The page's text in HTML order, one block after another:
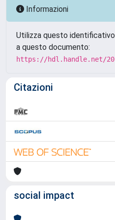
Informazioni
Utilizza questo
a questo documento:
https://hdl.handle.net/
Citazioni
social impact